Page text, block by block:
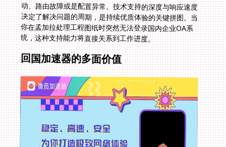
统，这种支持能力将直接关系到工作进度。
回国加速器的多面价值